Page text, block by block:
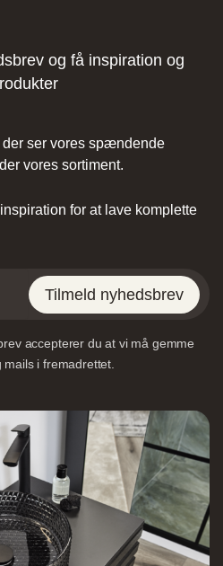
og få inspiration og
ser vores spændende
vores sortiment.
for at lave komplette
Tilmeld nyhedsbrev
accepterer du at vi må gemme
i fremadrettet.
6, 6760 Ribe,
Holstebro,